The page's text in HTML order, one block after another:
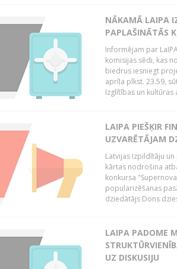
NĀKAMĀ LAIPA
PAPLAŠINĀTĀS
Informējam par
komisijas sēdi, kas
biedrus iesniegt
aprīļa plkst. 23.59,
Izglītības un kultūras
LAIPA PIEŠĶIR
UZVARĒTĀJAM
Latvijas Izpildītāju
kārtas nodrošina
konkursa
popularizēšanas
dziedātājs Dons
LAIPA PADOME
UZ DISKUSIJU